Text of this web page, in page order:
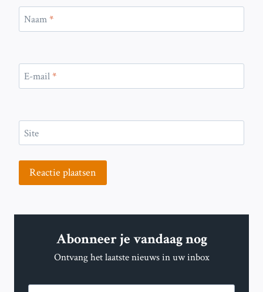
Naam*
E-mail*
Site
Abonneer je vandaag nog
Ontvang het laatste nieuws in uw inbox